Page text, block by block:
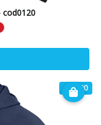
cod0120
€ 32.00